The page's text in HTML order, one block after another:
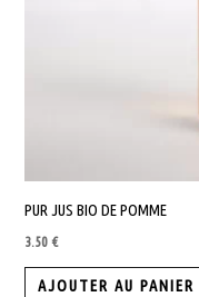
PUR JUS BIO DE POMME
3.50€
AJOUTER AU PANIER